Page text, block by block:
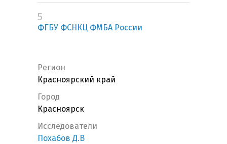
5
ФГБУ ФСНКЦ ФМБА России
Регион
Красноярский край
Город
Красноярск
Исследователи
Похабов Д.В